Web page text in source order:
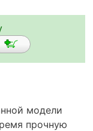
модели
прочную